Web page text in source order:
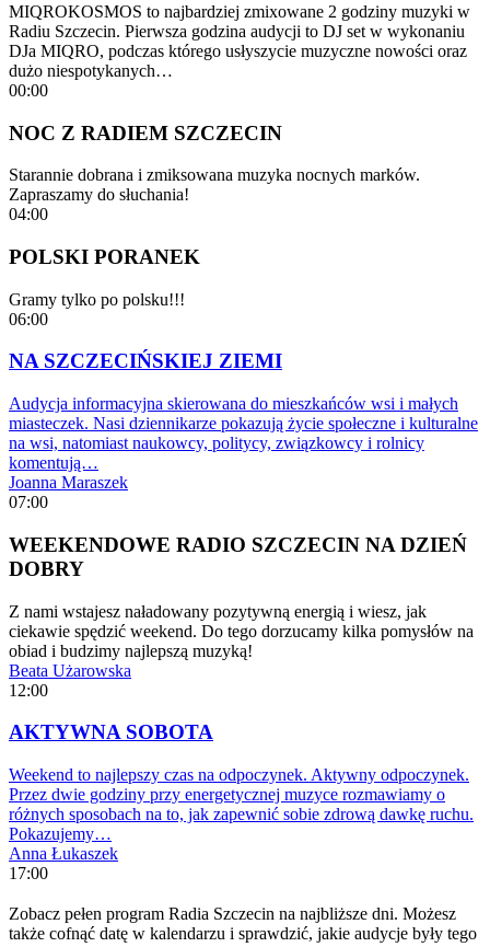
MIQROKOSMOS to najbardziej zmixowane 2 godziny muzyki w
Radiu Szczecin. Pierwsza godzina audycji to DJ set w wykonaniu
DJa MIQRO, podczas którego usłyszycie muzyczne nowości oraz
dużo niespotykanych…
00:00
NOC Z RADIEM SZCZECIN
Starannie dobrana i zmiksowana muzyka nocnych marków.
Zapraszamy do słuchania!
04:00
POLSKI PORANEK
Gramy tylko po polsku!!!
06:00
NA SZCZECIŃSKIEJ ZIEMI
Audycja informacyjna skierowana do mieszkańców wsi i małych
miasteczek. Nasi dziennikarze pokazują życie społeczne i kulturalne
na wsi, natomiast naukowcy, politycy, związkowcy i rolnicy
komentują…
Joanna Maraszek
07:00
WEEKENDOWE RADIO SZCZECIN NA DZIEŃ
DOBRY
Z nami wstajesz naładowany pozytywną energią i wiesz, jak
ciekawie spędzić weekend. Do tego dorzucamy kilka pomysłów na
obiad i budzimy najlepszą muzyką!
Beata Użarowska
12:00
AKTYWNA SOBOTA
Weekend to najlepszy czas na odpoczynek. Aktywny odpoczynek.
Przez dwie godziny przy energetycznej muzyce rozmawiamy o
różnych sposobach na to, jak zapewnić sobie zdrową dawkę ruchu.
Pokazujemy…
Anna Łukaszek
17:00
Zobacz pełen program Radia Szczecin na najbliższe dni. Możesz
także cofnąć datę w kalendarzu i sprawdzić, jakie audycje były tego